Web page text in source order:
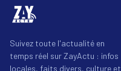
Suivez toute l'actualité en
temps réel sur ZayActu : infos
locales, faits divers, culture et